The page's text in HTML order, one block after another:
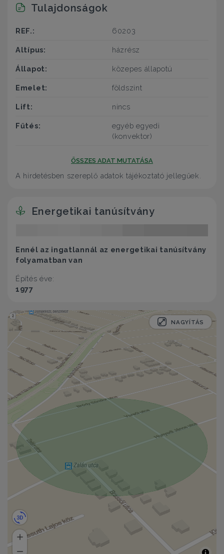
Tulajdonságok
REF.: 60203
Altípus: házrész
Állapot: közepes állapotú
Emelet: földszint
Lift: nincs
Fűtés:
egyéb egyedi
(konvektor)
ÖSSZES ADAT MUTATÁSA
A hirdetésben szereplő adatok tájékoztató jellegűek.
Energetikai tanúsítvány
Ennél az ingatlannál az energetikai tanúsítvány
folyamatban van
Építés éve:
1977
NAGYÍTÁS